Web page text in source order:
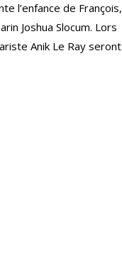
l’enfance de François,
Joshua Slocum. Lors
Anik Le Ray seront